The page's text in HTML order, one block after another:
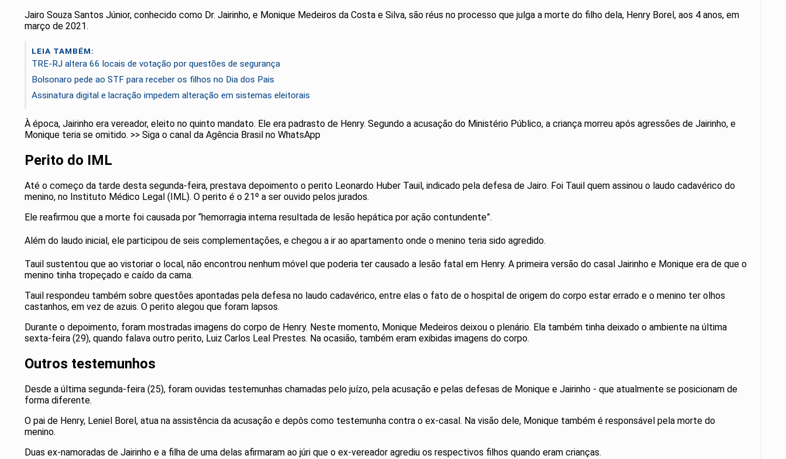
Jairo Souza Santos Júnior, conhecido como Dr. Jairinho, e Monique Medeiros da Costa e Silva, são réus no processo que julga a morte do filho dela, Henry Borel, aos 4 anos, em
março de 2021.
LEIA TAMBÉM:
TRE-RJ altera 66 locais de votação por questões de segurança
Bolsonaro pede ao STF para receber os filhos no Dia dos Pais
Assinatura digital e lacração impedem alteração em sistemas eleitorais
À época, Jairinho era vereador, eleito no quinto mandato. Ele era padrasto de Henry. Segundo a acusação do Ministério Público, a criança morreu após agressões de Jairinho, e
Monique teria se omitido. >> Siga o canal da Agência Brasil no WhatsApp
Perito do IML
Até o começo da tarde desta segunda-feira, prestava depoimento o perito Leonardo Huber Tauil, indicado pela defesa de Jairo. Foi Tauil quem assinou o laudo cadavérico do
menino, no Instituto Médico Legal (IML). O perito é o 21º a ser ouvido pelos jurados.
Ele reafirmou que a morte foi causada por “hemorragia interna resultada de lesão hepática por ação contundente”.
Além do laudo inicial, ele participou de seis complementações, e chegou a ir ao apartamento onde o menino teria sido agredido.
Tauil sustentou que ao vistoriar o local, não encontrou nenhum móvel que poderia ter causado a lesão fatal em Henry. A primeira versão do casal Jairinho e Monique era de que o
menino tinha tropeçado e caído da cama.
Tauil respondeu também sobre questões apontadas pela defesa no laudo cadavérico, entre elas o fato de o hospital de origem do corpo estar errado e o menino ter olhos
castanhos, em vez de azuis. O perito alegou que foram lapsos.
Durante o depoimento, foram mostradas imagens do corpo de Henry. Neste momento, Monique Medeiros deixou o plenário. Ela também tinha deixado o ambiente na última
sexta-feira (29), quando falava outro perito, Luiz Carlos Leal Prestes. Na ocasião, também eram exibidas imagens do corpo.
Outros testemunhos
Desde a última segunda-feira (25), foram ouvidas testemunhas chamadas pelo juízo, pela acusação e pelas defesas de Monique e Jairinho - que atualmente se posicionam de
forma diferente.
O pai de Henry, Leniel Borel, atua na assistência da acusação e depôs como testemunha contra o ex-casal. Na visão dele, Monique também é responsável pela morte do
menino.
Duas ex-namoradas de Jairinho e a filha de uma delas afirmaram ao júri que o ex-vereador agrediu os respectivos filhos quando eram crianças.